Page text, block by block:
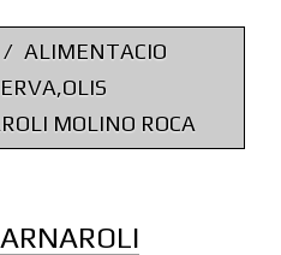
ALIMENTACIO
MOLINO ROCA